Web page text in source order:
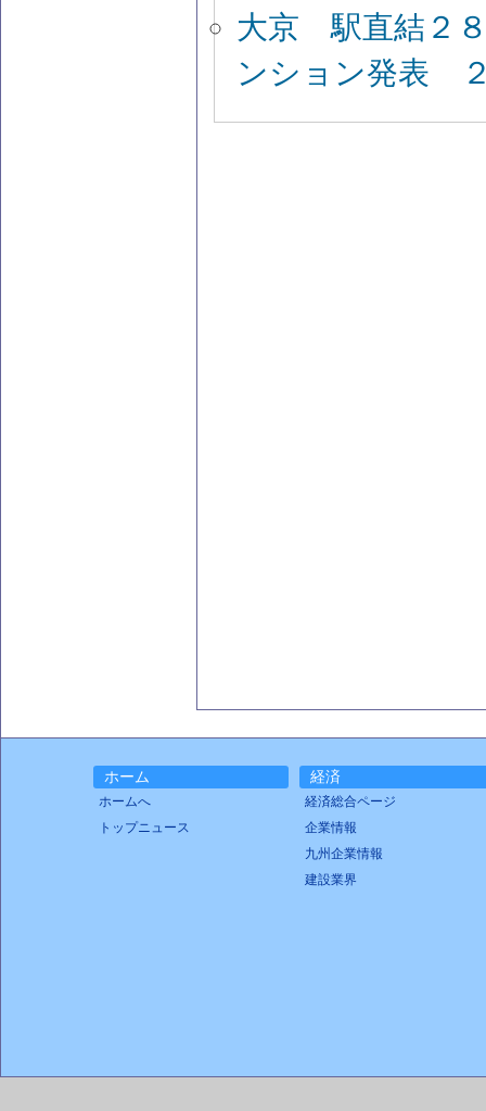
大京 駅直結２
ンション発表
ホーム
ホームへ
トップニュース
経済
経済総合ページ
企業情報
九州企業情報
建設業界